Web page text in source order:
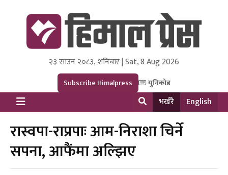
Himal Press
Dot NewsyNepal Media and Research Pvt Ltd.
२३ साउन २०८३, शनिबार | Sat, 8 Aug 2026
Subscribe Himalpress युनिकोड
भर्खरै English
रास्वपा-राप्रपाः आम-निराशा चिर्ने
सपना, आफैंमा अल्झिए